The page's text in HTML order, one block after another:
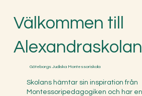
Välkommen till
Alexandraskolan
Göteborgs Judiska Montessoriskola
Skolans hämtar sin inspiration från
Montessoripedagogiken och har en